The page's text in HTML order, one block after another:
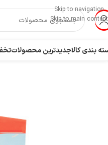
Skip to navigation
Skip to main content
بندی کالاجدیدترین محصولات